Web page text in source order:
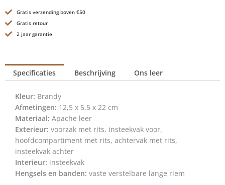
Lareyna
-
Brandy
Gratis verzending boven €50
Gratis retour
2 jaar garantie
Specificaties Beschrijving Ons leer
Kleur: Brandy
Afmetingen: 12,5 x 5,5 x 22 cm
Materiaal: Apache leer
Exterieur: voorzak met rits, insteekvak voor,
hoofdcompartiment met rits, achtervak met rits,
insteekvak achter
Interieur: insteekvak
Hengsels en banden: vaste verstelbare lange riem